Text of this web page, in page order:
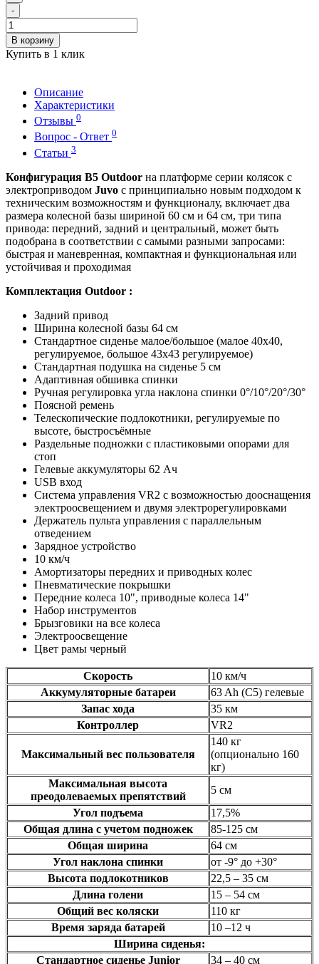
-
В корзину
Купить в 1 клик
Описание
Характеристики
Отзывы 0
Вопрос - Ответ 0
Статьи 3
Конфигурация В5 Outdoor на платформе серии колясок с
электроприводом Juvo с принципиально новым подходом к
техническим возможностям и функционалу, включает два
размера колесной базы шириной 60 см и 64 см, три типа
привода: передний, задний и центральный, может быть
подобрана в соответствии с самыми разными запросами:
быстрая и маневренная, компактная и функциональная или
устойчивая и проходимая
Комплектация Outdoor :
Задний привод
Ширина колесной базы 64 см
Стандартное сиденье малое/большое (малое 40х40,
регулируемое, большое 43х43 регулируемое)
Стандартная подушка на сиденье 5 см
Адаптивная обшивка спинки
Ручная регулировка угла наклона спинки 0°/10°/20°/30°
Поясной ремень
Телескопические подлокотники, регулируемые по
высоте, быстросъёмные
Раздельные подножки с пластиковыми опорами для
стоп
Гелевые аккумуляторы 62 Ач
USB вход
Система управления VR2 с возможностью дооснащения
электроосвещением и двумя электрорегулировками
Держатель пульта управления с параллельным
отведением
Зарядное устройство
10 км/ч
Амортизаторы передних и приводных колес
Пневматические покрышки
Передние колеса 10", приводные колеса 14"
Набор инструментов
Брызговики на все колеса
Электроосвещение
Цвет рамы черный
Скорость
10 км/ч
Аккумуляторные батареи
63 Ah (C5) гелевые
Запас хода
35 км
Контроллер
VR2
Максимальный вес пользователя
140 кг
(опционально 160
кг)
Максимальная высота
преодолеваемых препятствий
5 см
Угол подъема
17,5%
Общая длина с учетом подножек
85-125 см
Общая ширина
64 см
Угол наклона спинки
от -9° дo +30°
Высота подлокотников
22,5 – 35 см
Длина голени
15 – 54 см
Общий вес коляски
110 кг
Время заряда батарей
10 –12 ч
Ширина сиденья:
Стандартное сиденье Junior
34 – 40 см